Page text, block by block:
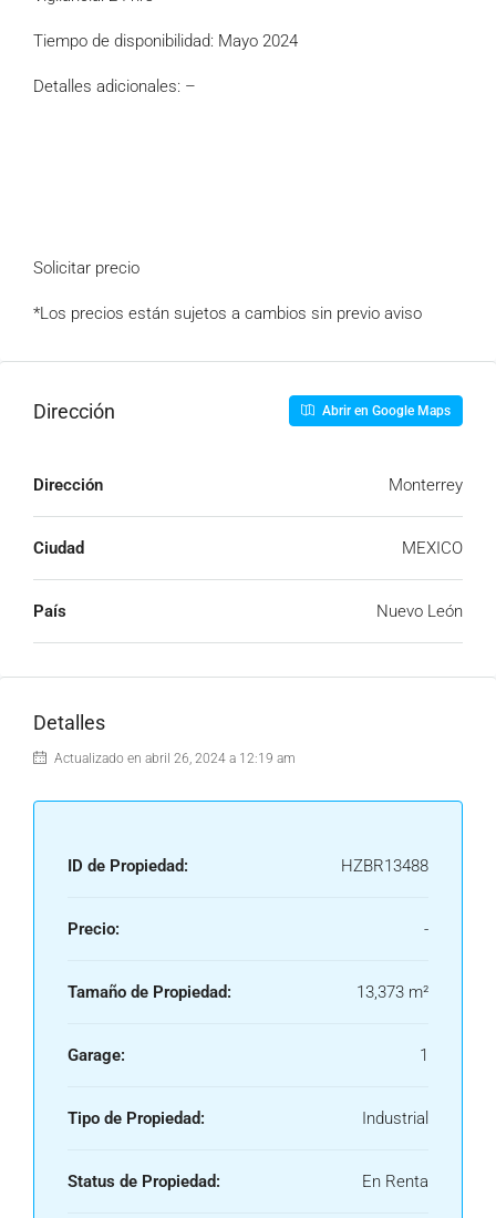
Tiempo de disponibilidad: Mayo 2024
Detalles adicionales: –
Solicitar precio
*Los precios están sujetos a cambios sin previo aviso
Dirección Abrir en Google Maps
Dirección Monterrey
Ciudad MEXICO
País Nuevo León
Detalles
Actualizado en abril 26, 2024 a 12:19 am
ID de Propiedad: HZBR13488
Precio: -
Tamaño de Propiedad: 13,373 m²
Garage: 1
Tipo de Propiedad: Industrial
Status de Propiedad: En Renta